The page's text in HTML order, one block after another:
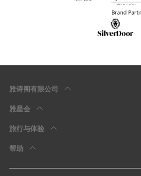
雅诗阁有限公司
雅星会
旅行与体验
帮助